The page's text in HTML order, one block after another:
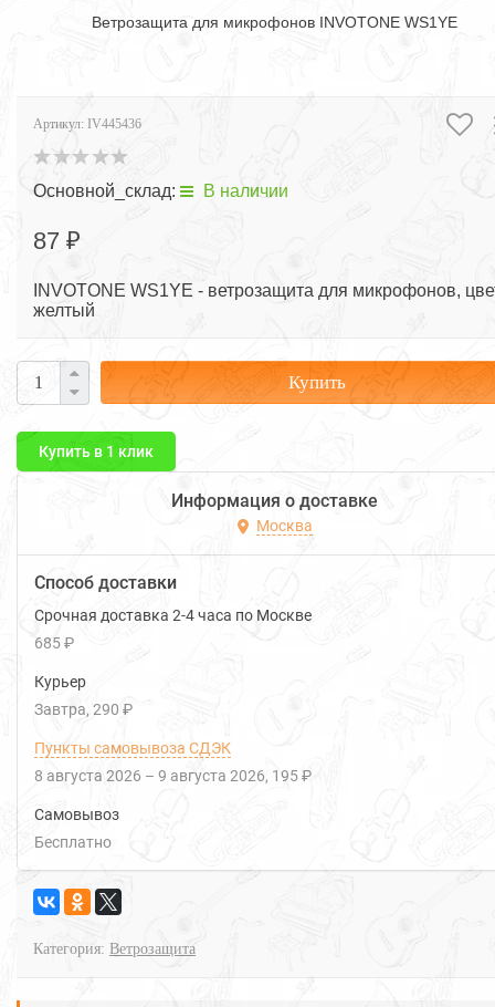
Ветрозащита для микрофонов INVOTONE WS1YE
Артикул: IV445436
Основной_склад: В наличии
87 ₽
INVOTONE WS1YE - ветрозащита для микрофонов,
желтый
Купить
Купить в 1 клик
Информация о доставке
Москва
Способ доставки
Срочная доставка 2-4 часа по Москве
685 ₽
Курьер
Завтра 290 ₽
Пункты самовывоза СДЭК
8 августа 2026 – 9 августа 2026 195 ₽
Самовывоз
Бесплатно
Категория: Ветрозащита